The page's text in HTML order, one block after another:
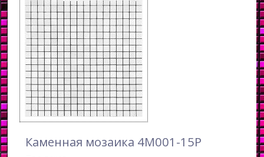
Каменная мозаика 4M001-15P